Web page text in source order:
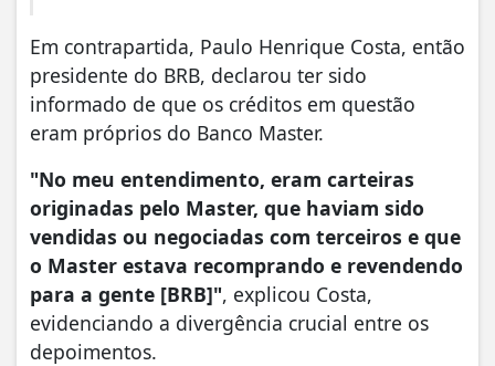
Em contrapartida, Paulo Henrique Costa, então
presidente do BRB, declarou ter sido
informado de que os créditos em questão
eram próprios do Banco Master.
"No meu entendimento, eram carteiras
originadas pelo Master, que haviam sido
vendidas ou negociadas com terceiros e que
o Master estava recomprando e revendendo
para a gente [BRB]", explicou Costa,
evidenciando a divergência crucial entre os
depoimentos.